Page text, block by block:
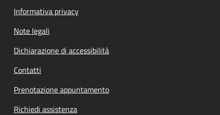
Informativa privacy
Note legali
Dichiarazione di accessibilità
Contatti
Prenotazione appuntamento
Richiedi assistenza